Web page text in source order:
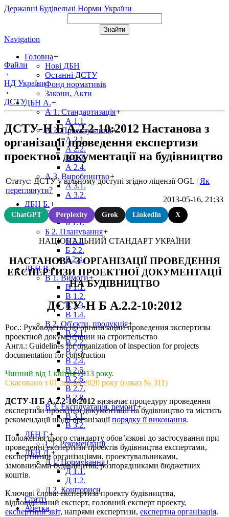
Державні Будівельні Норми України
Navigation
Головна+
Нові ДБН
Останні ДСТУ
Фонд нормативів
Закони, Акти
ДБН А.+
А 1. Стандартизація+
А 1.1.
А 2. Проектування+
А 2.1.
А 2.2.
А 2.3.
А 2.4.
А 3. Виробництво+
А 3.1.
А 3.2.
ДБН Б.+
Б 1. Містобудування+
Б 1.1.
Б 2. Планування+
Б 2.1.
Б 2.2.
Б 2.4.
ДБН В.+
В 1. Вимоги+
В 1.1.
В 1.2.
В 1.3.
В 1.4.
В 2. Об'єкти, продукція+
В 2.1.
В 2.2.
В 2.3.
В 2.4.
В 2.5.
В 2.6.
В 2.7.
В 2.8.
В 3. Експлуатація, ремонт+
В 3.1.
В 3.2.
ДБН Г.+
Г 1. Рекомендації
ДБН Д.+
Д 1. Нормування+
Д 1.1.
Д 1.2.
Д 2. Кошториси
Статті
Абетка
Файли
›
НД України
›
ДСТУ
ДСТУ-Н Б А.2.2-10:2012 Настанова з
організації проведення експертизи
проектної документації на будівництво
Статус: ДСТУ у вільному доступі згідно ліцензії OGL | Як
переглянути?
2013-05-16, 21:33
ChatGPT Perplexity Grok LinkedIn X
НАЦІОНАЛЬНИЙ СТАНДАРТ УКРАЇНИ
НАСТАНОВА З ОРГАНІЗАЦІЇ ПРОВЕДЕННЯ
ЕКСПЕРТИЗИ ПРОЕКТНОЇ ДОКУМЕНТАЦІЇ
НА БУДІВНИЦТВО
ДСТУ-Н Б А.2.2-10:2012
Рос.: Руководство по организации проведения экспертизы
проектной документации на строительство
Англ.: Guidelines for organization of inspection for projects
documentation for construction
Чинний від 1 квітня 2013 року.
Скасовано з 01 липня 2020 року (наказ № 311)
ДСТУ-Н Б А.2.2-10:2012 визначає процедуру проведення
експертизи проектної документації на будівництво та містить
рекомендації щодо організаціїпорядку її виконання.
Положення цього стандарту обов’язкові до застосування при
проведенні експертизи проектів будівництва експертами,
експертними організаціями, проектувальниками,
замовниками будівництва, розпорядниками бюджетних
коштів.
Ключові слова: експертиза проекту будівництва,
відповідальний експерт, головний експерт проекту,
експертний звіт, напрями експертизи, експертна організація.